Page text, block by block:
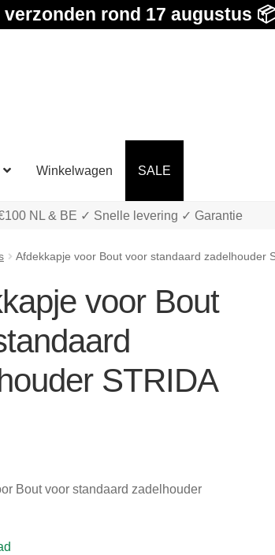
rond 17 augustus
Winkelwagen SALE
NL & BE ✓ Snelle levering ✓ Garantie
Afdekkapje voor Bout voor standaard zadelhouder
voor Bout
STRIDA
Bout voor standaard zadelhouder